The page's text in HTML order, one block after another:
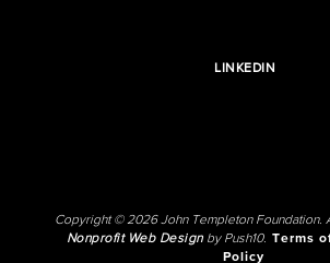
LINKEDIN
Copyright © 2026 John Templeton Foundation.
Nonprofit Web Designby Push10. Terms
Policy